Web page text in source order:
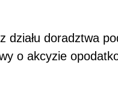
działu doradztwa
o akcyzie